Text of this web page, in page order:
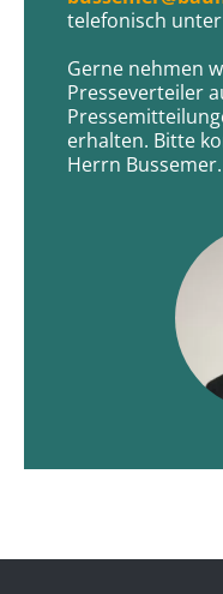
telefonisch
Gerne nehmen
Presseverteiler
erhalten. Bitte
Herrn Bussemer.